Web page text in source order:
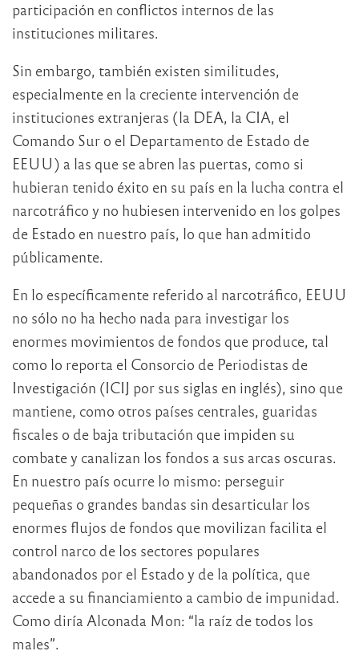
participación en conflictos internos de las
instituciones militares.
Sin embargo, también existen similitudes,
especialmente en la creciente intervención de
instituciones extranjeras (la DEA, la CIA, el
Comando Sur o el Departamento de Estado de
EEUU) a las que se abren las puertas, como si
hubieran tenido éxito en su país en la lucha contra el
narcotráfico y no hubiesen intervenido en los golpes
de Estado en nuestro país, lo que han admitido
públicamente.
En lo específicamente referido al narcotráfico, EEUU
no sólo no ha hecho nada para investigar los
enormes movimientos de fondos que produce, tal
como lo reporta el Consorcio de Periodistas de
Investigación (ICIJ por sus siglas en inglés), sino que
mantiene, como otros países centrales, guaridas
fiscales o de baja tributación que impiden su
combate y canalizan los fondos a sus arcas oscuras.
En nuestro país ocurre lo mismo: perseguir
pequeñas o grandes bandas sin desarticular los
enormes flujos de fondos que movilizan facilita el
control narco de los sectores populares
abandonados por el Estado y de la política, que
accede a su financiamiento a cambio de impunidad.
Como diría Alconada Mon: “la raíz de todos los
males”.